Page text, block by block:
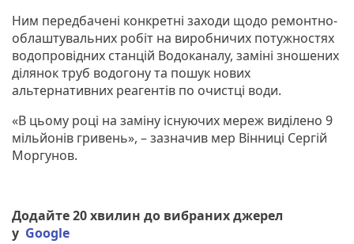
Ним передбачені конкретні заходи щодо ремонтно-
облаштувальних робіт на виробничих потужностях
водопровідних станцій Водоканалу, заміні зношених
ділянок труб водогону та пошук нових
альтернативних реагентів по очистці води.
«В цьому році на заміну існуючих мереж виділено 9
мільйонів гривень», – зазначив мер Вінниці Сергій
Моргунов.
Додайте 20 хвилин до вибраних джерел
у Google